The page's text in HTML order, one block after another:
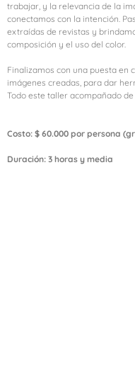
trabajar, y la relevancia de la
conectamos con la intención.
extraídas de revistas y
composición y el uso del color.
Finalizamos con una puesta en
imágenes creadas, para dar
Todo este taller acompañado
Costo: $ 60.000 por persona
Duración: 3 horas y media